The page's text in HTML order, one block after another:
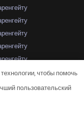
чтобы помочь
пользовательский